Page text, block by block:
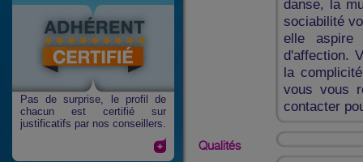
Pas de surprise, le profil de
chacun est certifié sur
justificatifs par nos conseillers.
danse, la
sociabilité
elle aspire
d'affection.
la
vous vous
contacter
Qualités